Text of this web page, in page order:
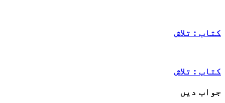
کتاب : تلاش
کتاب : تلاش
جواب دیں